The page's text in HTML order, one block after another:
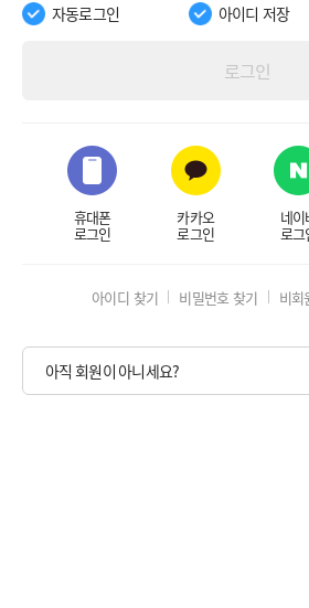
자동로그인 아이디 저장
로그인
휴대폰
로그인
카카오
로그인
네이
로그
아이디 찾기 비밀번호 찾기 비회
아직 회원이 아니세요?